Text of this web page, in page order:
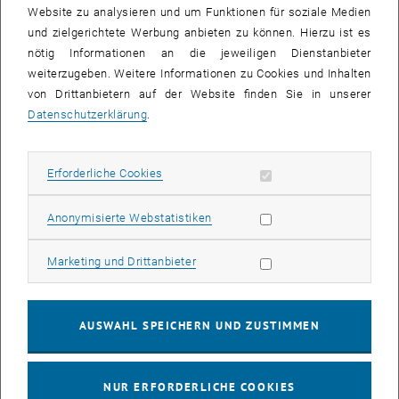
E-Mail-Adresse *
Bedarf an Kinderbetreuung?*
ja
nein
Sonstige Anliegen (z.B. Unverträglichkeiten)?
Website zu analysieren und um Funktionen für soziale Medien
und zielgerichtete Werbung anbieten zu können. Hierzu ist es
nötig Informationen an die jeweiligen Dienstanbieter
weiterzugeben. Weitere Informationen zu Cookies und Inhalten
von Drittanbietern auf der Website finden Sie in unserer
Datenschutzerklärung
Erforderliche Cookies Erforderliche Cookies zulassen
Anonymisierte WebstatistikenStatistik Cookies zulassen
Marketing und DrittanbieterMarketing Cookies zulassen
AUSWAHL SPEICHERN UND ZUSTIMMEN
NUR ERFORDERLICHE COOKIES